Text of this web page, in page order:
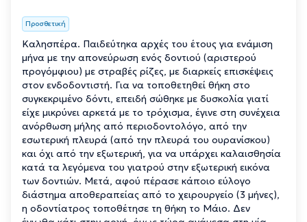
Προσθετική
Καλησπέρα. Παιδεύτηκα αρχές του έτους για ενάμιση
μήνα με την απονεύρωση ενός δοντιού (αριστερού
προγόμφιου) με στραβές ρίζες, με διαρκείς επισκέψεις
στον ενδοδοντιστή. Για να τοποθετηθεί θήκη στο
συγκεκριμένο δόντι, επειδή σώθηκε με δυσκολία γιατί
είχε μικρύνει αρκετά με το τρόχισμα, έγινε στη συνέχεια
ανόρθωση μήλης από περιοδοντολόγο, από την
εσωτερική πλευρά (από την πλευρά του ουρανίσκου)
και όχι από την εξωτερική, για να υπάρχει καλαισθησία
κατά τα λεγόμενα του γιατρού στην εξωτερική εικόνα
των δοντιών. Μετά, αφού πέρασε κάποιο εύλογο
διάστημα αποθεραπείας από το χειρουργείο (3 μήνες),
η οδοντίατρος τοποθέτησε τη θήκη το Μάιο. Δεν